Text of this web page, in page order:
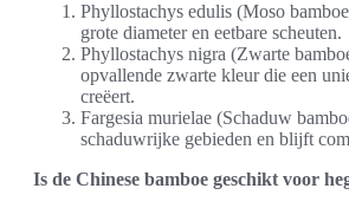
Phyllostachys edulis (Moso
grote diameter en eetbare scheuten.
Phyllostachys nigra (Zwarte
opvallende zwarte kleur die een
creëert.
Fargesia murielae (Schaduw
schaduwrijke gebieden en blijft
Is de Chinese bamboe geschikt voor